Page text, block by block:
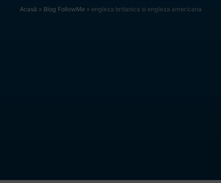
Acasă » Blog FollowMe» engleza britanica si engleza americana